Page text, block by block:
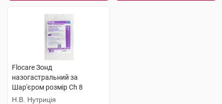
Flocare Зонд
назогастральний за
Шар'єром розмір Ch 8
довжина 110 см 1 шт
Н.В. Нутриція